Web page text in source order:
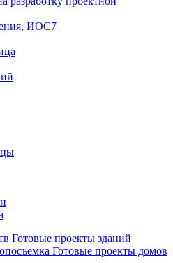
ИОC7
Готовые проекты зданий
Готовые проекты домов